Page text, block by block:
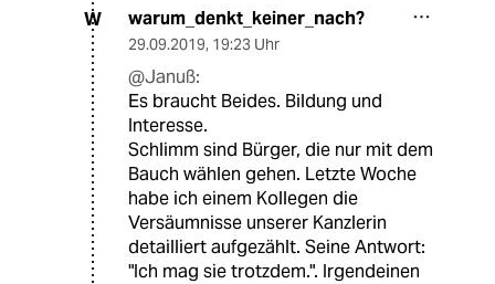
W warum_denkt_keiner_nach?
29.09.2019, 19:23 Uhr
@Januß:
Es braucht Beides. Bildung und
Interesse.
Schlimm sind Bürger, die nur mit dem
Bauch wählen gehen. Letzte Woche
habe ich einem Kollegen die
Versäumnisse unserer Kanzlerin
detailliert aufgezählt. Seine Antwort:
"Ich mag sie trotzdem.". Irgendeinen